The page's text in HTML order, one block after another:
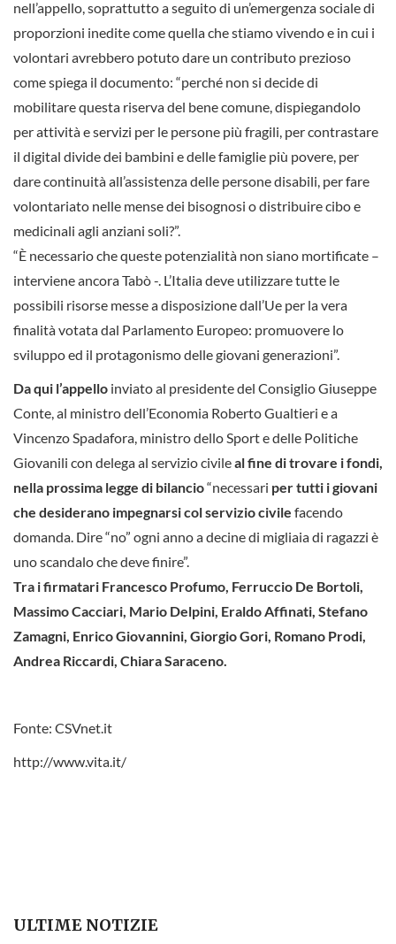
nell’appello, soprattutto a seguito di un’emergenza sociale di
proporzioni inedite come quella che stiamo vivendo e in cui i
volontari avrebbero potuto dare un contributo prezioso
come spiega il documento: “perché non si decide di
mobilitare questa riserva del bene comune, dispiegandolo
per attività e servizi per le persone più fragili, per contrastare
il digital divide dei bambini e delle famiglie più povere, per
dare continuità all’assistenza delle persone disabili, per fare
volontariato nelle mense dei bisognosi o distribuire cibo e
medicinali agli anziani soli?”.
“È necessario che queste potenzialità non siano mortificate –
interviene ancora Tabò -. L’Italia deve utilizzare tutte le
possibili risorse messe a disposizione dall’Ue per la vera
finalità votata dal Parlamento Europeo: promuovere lo
sviluppo ed il protagonismo delle giovani generazioni”.
Da qui l’appello inviato al presidente del Consiglio Giuseppe
Conte, al ministro dell’Economia Roberto Gualtieri e a
Vincenzo Spadafora, ministro dello Sport e delle Politiche
Giovanili con delega al servizio civileal fine di trovare i fondi,
nella prossima legge di bilancio“necessari per tutti i giovani
che desiderano impegnarsi col servizio civile facendo
domanda. Dire “no” ogni anno a decine di migliaia di ragazzi è
uno scandalo che deve finire”.
Tra i firmatari Francesco Profumo, Ferruccio De Bortoli,
Massimo Cacciari, Mario Delpini, Eraldo Affinati, Stefano
Zamagni, Enrico Giovannini, Giorgio Gori, Romano Prodi,
Andrea Riccardi, Chiara Saraceno.
Fonte: CSVnet.it
http://www.vita.it/
ULTIME NOTIZIE